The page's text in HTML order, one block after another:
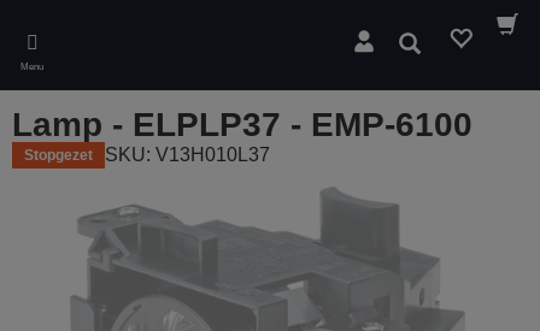
main
content
Menu
Zoeken
Lamp - ELPLP37 - EMP-6100
Stopgezet SKU: V13H010L37